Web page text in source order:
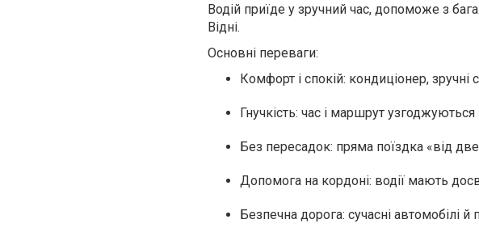
Водій приїде у зручний час, допоможе з
Відні.
Основні переваги:
Комфорт і спокій: кондиціонер, зручні
Гнучкість: час і маршрут узгоджуються
Без пересадок: пряма поїздка «від
Допомога на кордоні: водії мають
Безпечна дорога: сучасні автомобілі й